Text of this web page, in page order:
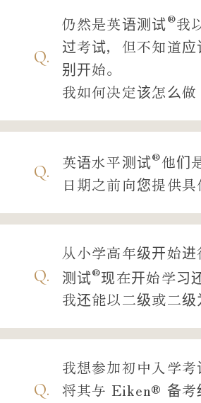
Q.
仍然是英语测试®我
过考试，但不知道
别开始。
我如何决定该怎么做
Q.
英语水平测试®他们
日期之前向您提供具
Q.
从小学高年级开始
测试®现在开始学习
我还能以二级或二级
Q.
我想参加初中入学
将其与 Eiken® 备考